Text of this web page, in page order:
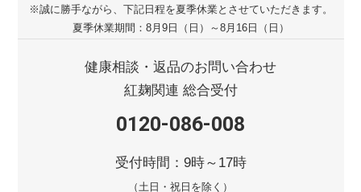
※誠に勝手ながら、下記日程を夏季休業とさせていただきます。
夏季休業期間：8月9日（日）～8月16日（日）
健康相談・返品のお問い合わせ
紅麹関連 総合受付
0120-086-008
受付時間：9時～17時
（土日・祝日を除く）